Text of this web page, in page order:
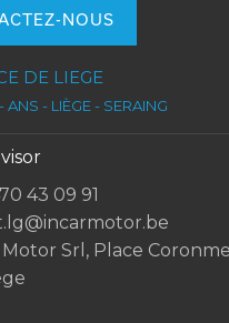
NOUS
DE LIEGE
ANS - LIÈGE - SERAING
43 09 91
Motor Srl, Place